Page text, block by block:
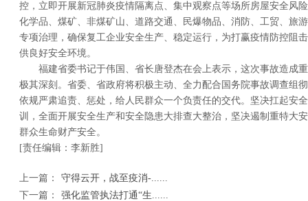
控，立即开展新冠肺炎疫情隔离点、集中观察点等场所房屋安全风
化学品、煤矿、非煤矿山、道路交通、民爆物品、消防、工贸、旅
专项治理，确保复工企业安全生产、稳定运行，为打赢疫情防控阻
供良好安全环境。
福建省委书记于伟国、省长唐登杰在会上表示，这次事故造成
极其深刻。省委、省政府将积极主动、全力配合国务院事故调查组
依规严肃追责、惩处，给人民群众一个负责任的交代。坚决扛起安
训，全面开展安全生产和安全隐患大排查大整治，坚决遏制重特大
群众生命财产安全。
[责任编辑：李新胜]
上一篇：
守得云开，战至疫消-......
下一篇：
强化监管执法打通“生......